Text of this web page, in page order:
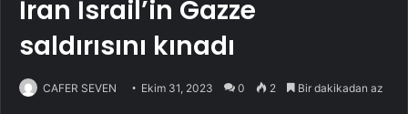
İran İsrail’in Gazze
saldırısını kınadı
CAFER SEVEN Ekim 31, 2023 0 2 Bir dakikadan az